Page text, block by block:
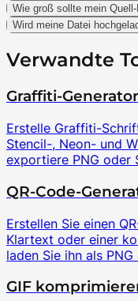
Wie groß sollte mein
Wird meine Datei
Verwandte
Graffiti-Generator
Erstelle Graffiti-
Stencil-, Neon- und
exportiere PNG oder
QR-Code-
Erstellen Sie einen
Klartext oder einer
laden Sie ihn als PNG
GIF